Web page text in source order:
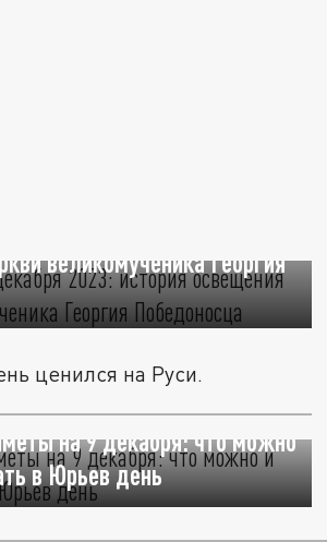
великомученика Георгия
ценился на Руси.
на 9 декабря: что можно
в Юрьев день